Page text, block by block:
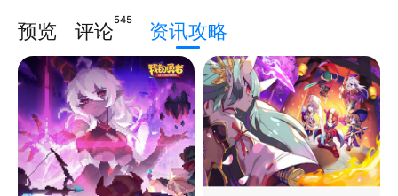
预览 评论545 资讯攻略